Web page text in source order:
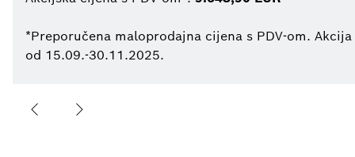
*Preporučena maloprodajna cijena s PDV-om.
od 15.09.-30.11.2025.